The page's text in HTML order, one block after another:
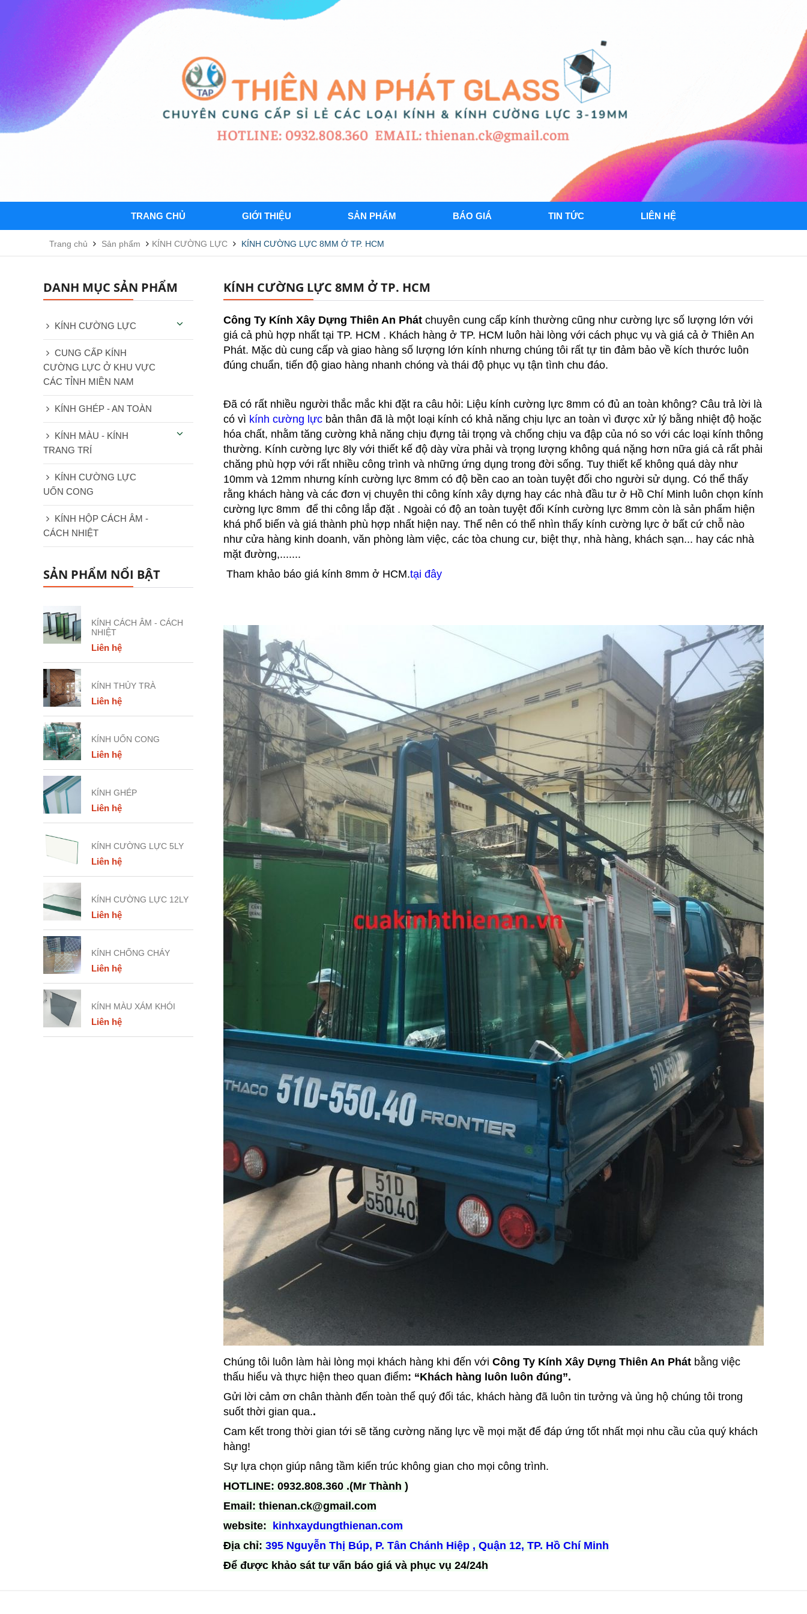
TRANG CHỦ GIỚI THIỆU SẢN PHẨM BÁO GIÁ TIN TỨC LIÊN HỆ
Trang chủ Sản phẩm KÍNH CƯỜNG LỰC KÍNH CƯỜNG LỰC 8MM Ở TP. HCM
DANH MỤC SẢN PHẨM
KÍNH CƯỜNG LỰC
CUNG CẤP KÍNH
CƯỜNG LỰC Ở KHU VỰC
CÁC TỈNH MIỀN NAM
KÍNH GHÉP - AN TOÀN
KÍNH MÀU - KÍNH
TRANG TRÍ
KÍNH CƯỜNG LỰC
UỐN CONG
KÍNH HỘP CÁCH ÂM -
CÁCH NHIỆT
SẢN PHẨM NỔI BẬT
KÍNH CÁCH ÂM - CÁCH
NHIỆT
Liên hệ
KÍNH THỦY TRÀ
Liên hệ
KÍNH UỐN CONG
Liên hệ
KÍNH GHÉP
Liên hệ
KÍNH CƯỜNG LỰC 5LY
Liên hệ
KÍNH CƯỜNG LỰC 12LY
Liên hệ
KÍNH CHỐNG CHÁY
Liên hệ
KÍNH MÀU XÁM KHÓI
Liên hệ
KÍNH CƯỜNG LỰC 8MM Ở TP. HCM
Công Ty Kính Xây Dựng Thiên An Phát chuyên cung cấp kính thường cũng như cường lực số lượng lớn với
giá cả phù hợp nhất tại TP. HCM . Khách hàng ở TP. HCM luôn hài lòng với cách phục vụ và giá cả ở Thiên An
Phát. Mặc dù cung cấp và giao hàng số lượng lớn kính nhưng chúng tôi rất tự tin đảm bảo về kích thước luôn
đúng chuẩn, tiến độ giao hàng nhanh chóng và thái độ phục vụ tận tình chu đáo.
Đã có rất nhiều người thắc mắc khi đặt ra câu hỏi: Liệu kính cường lực 8mm có đủ an toàn không? Câu trả lời là
có vì kính cường lực bản thân đã là một loại kính có khả năng chịu lực an toàn vì được xử lý bằng nhiệt độ hoặc
hóa chất, nhằm tăng cường khả năng chịu đựng tải trọng và chống chịu va đập của nó so với các loại kính thông
thường. Kính cường lực 8ly với thiết kế độ dày vừa phải và trọng lượng không quá nặng hơn nữa giá cả rất phải
chăng phù hợp với rất nhiều công trình và những ứng dụng trong đời sống. Tuy thiết kế không quá dày như
10mm và 12mm nhưng kính cường lực 8mm có độ bền cao an toàn tuyệt đối cho người sử dụng. Có thể thấy
rằng khách hàng và các đơn vị chuyên thi công kính xây dựng hay các nhà đầu tư ở Hồ Chí Minh luôn chọn kính
cường lực 8mm để thi công lắp đặt . Ngoài có độ an toàn tuyệt đối Kính cường lực 8mm còn là sản phẩm hiện
khá phổ biến và giá thành phù hợp nhất hiện nay. Thế nên có thể nhìn thấy kính cường lực ở bất cứ chỗ nào
như cửa hàng kinh doanh, văn phòng làm việc, các tòa chung cư, biệt thự, nhà hàng, khách sạn... hay các nhà
mặt đường,.......
Tham khảo báo giá kính 8mm ở HCM.tại đây
Chúng tôi luôn làm hài lòng mọi khách hàng khi đến với Công Ty Kính Xây Dựng Thiên An Phát bằng việc
thấu hiểu và thực hiện theo quan điểm: “Khách hàng luôn luôn đúng”.
Gửi lời cảm ơn chân thành đến toàn thể quý đối tác, khách hàng đã luôn tin tưởng và ủng hộ chúng tôi trong
suốt thời gian qua..
Cam kết trong thời gian tới sẽ tăng cường năng lực về mọi mặt để đáp ứng tốt nhất mọi nhu cầu của quý khách
hàng!
Sự lựa chọn giúp nâng tầm kiến trúc không gian cho mọi công trình.
HOTLINE: 0932.808.360 .(Mr Thành )
Email: thienan.ck@gmail.com
website:
kinhxaydungthienan.com
Địa chỉ: 395 Nguyễn Thị Búp, P. Tân Chánh Hiệp , Quận 12, TP. Hồ Chí Minh
Để được khảo sát tư vấn báo giá và phục vụ 24/24h